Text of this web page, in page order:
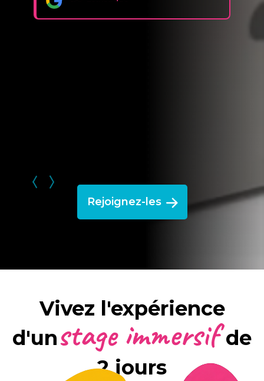
Rejoignez-les
Vivez l'expérience
d'unstage immersifde
2 jours